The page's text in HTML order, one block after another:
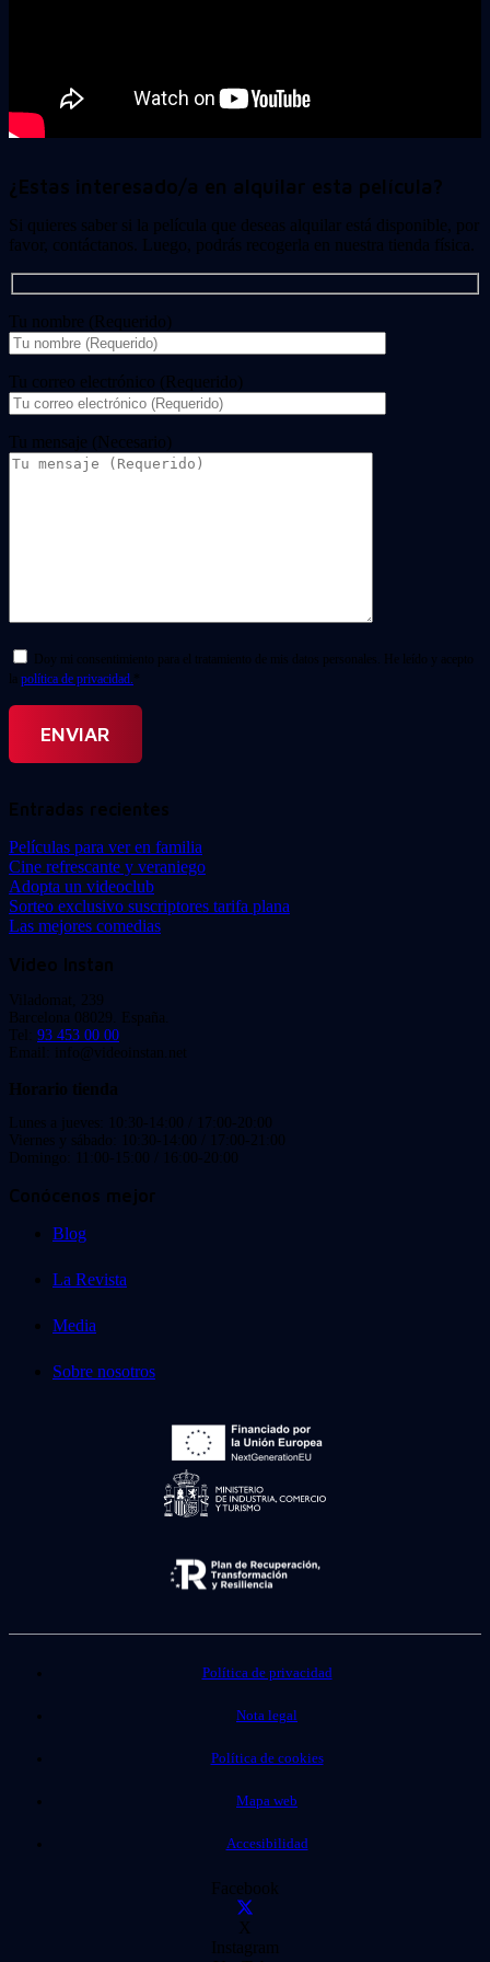
¿Estas interesado/a en alquilar esta película?
Si quieres saber si la película que deseas alquilar está disponible, por
favor, contáctanos. Luego, podrás recogerla en nuestra tienda física.
Tu nombre (Requerido)
Tu correo electrónico (Requerido)
Tu mensaje (Necesario)
Doy mi consentimiento para el tratamiento de mis datos personales. He leído y acepto
la política de privacidad. *
Entradas recientes
Películas para ver en familia
Cine refrescante y veraniego
Adopta un videoclub
Sorteo exclusivo suscriptores tarifa plana
Las mejores comedias
Video Instan
Viladomat, 239
Barcelona 08029. España.
Tel: 93 453 00 00
Email: info@videoinstan.net
Horario tienda
Lunes a jueves: 10:30-14:00 / 17:00-20:00
Viernes y sábado: 10:30-14:00 / 17:00-21:00
Domingo: 11:00-15:00 / 16:00-20:00
Conócenos mejor
Blog
La Revista
Media
Sobre nosotros
Política de privacidad
Nota legal
Política de cookies
Mapa web
Accesibilidad
Facebook
X
Instagram